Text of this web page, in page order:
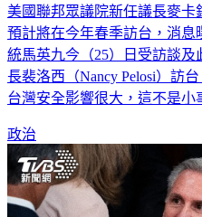
美國聯邦眾議院新任議長麥卡
預計將在今年春季訪台，消
統馬英九今（25）日受訪談
長裴洛西（Nancy Pelosi）訪
台灣安全影響很大，這不是小
政治